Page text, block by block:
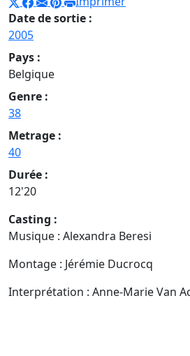
Date de sortie :
2005
Pays :
Belgique
Genre :
38
Metrage :
40
Durée :
12'20
Casting :
Musique : Alexandra Beresi
Montage : Jérémie Ducrocq
Interprétation : Anne-Marie Van